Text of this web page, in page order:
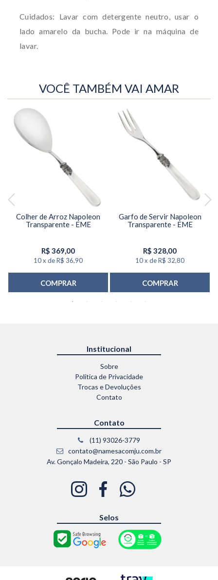
Cuidados: Lavar com detergente neutro, usar o
lado amarelo da bucha. Pode ir na máquina de
lavar.
VOCÊ TAMBÉM VAI AMAR
Colher de Arroz Napoleon
Transparente - EME
R$ 369,00
10x deR$ 36,90
COMPRAR
Garfo de Servir Napoleon
Transparente - EME
R$ 328,00
10x deR$ 32,80
COMPRAR
Institucional
Sobre
Política de Privacidade
Trocas e Devoluções
Contato
Contato
(11) 93026-3779
contato@namesacomju.com.br
Av. Gonçalo Madeira, 220 - São Paulo - SP
Selos